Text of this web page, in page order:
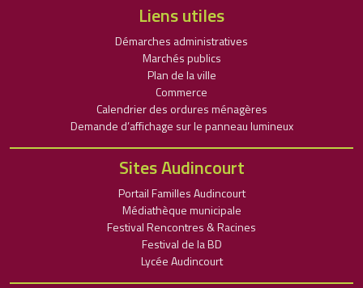
Liens utiles
Démarches administratives
Marchés publics
Plan de la ville
Commerce
Calendrier des ordures ménagères
Demande d’affichage sur le panneau lumineux
Sites Audincourt
Portail Familles Audincourt
Médiathèque municipale
Festival Rencontres & Racines
Festival de la BD
Lycée Audincourt